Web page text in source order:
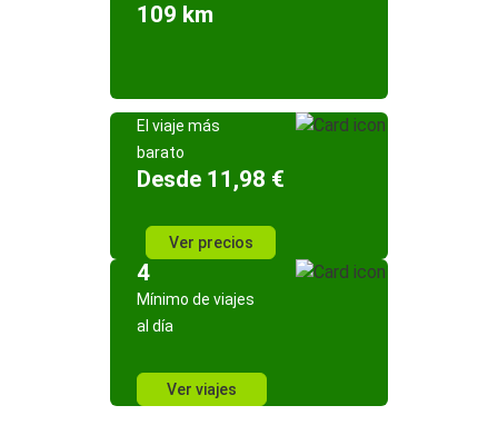
109 km
El viaje más
barato
Desde 11,98 €
Ver precios
4
Mínimo de viajes
al día
Ver viajes